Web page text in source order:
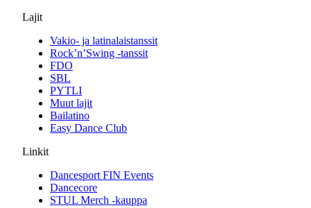
Lajit
Vakio- ja latinalaistanssit
Rock’n’Swing -tanssit
FDO
SBL
PYTLI
Muut lajit
Bailatino
Easy Dance Club
Linkit
Dancesport FIN Events
Dancecore
STUL Merch -kauppa